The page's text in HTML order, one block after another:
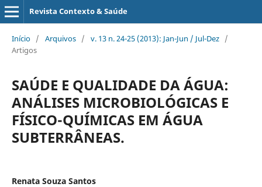
Revista Contexto & Saúde
Início / Arquivos / v. 13 n. 24-25 (2013): Jan-Jun / Jul-Dez /
Artigos
SAÚDE E QUALIDADE DA ÁGUA:
ANÁLISES MICROBIOLÓGICAS E
FÍSICO-QUÍMICAS EM ÁGUA
SUBTERRÂNEAS.
Renata Souza Santos